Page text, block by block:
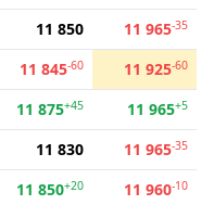
11 850 11 965-35
11 845-60 11 925-60
11 875+45 11 965+5
11 830 11 965-35
11 850+20 11 960-10